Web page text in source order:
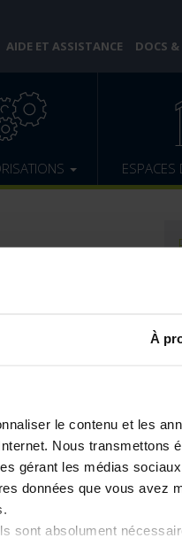
À
le contenu et les
Nous transmettons
gérant les médias
données que vous avez
sont absolument
AIDE ET ASSISTANCE DOCS
ESPACES